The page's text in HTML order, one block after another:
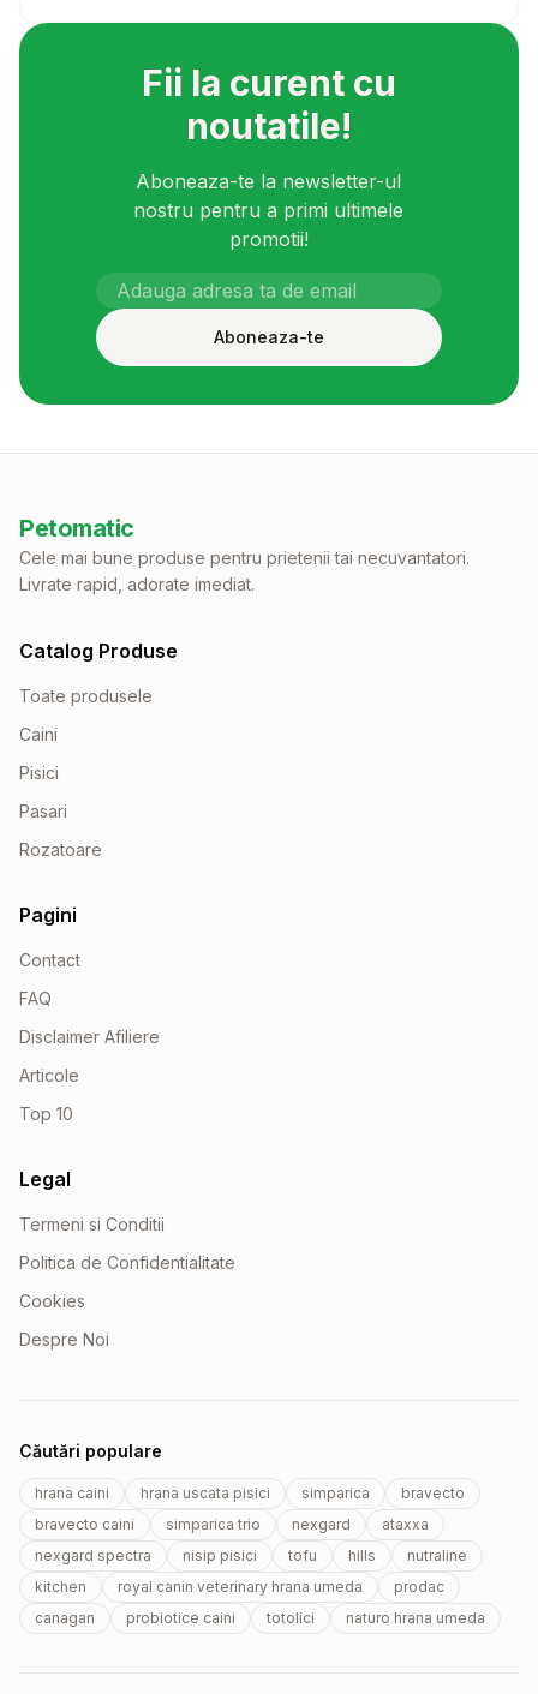
Fii la curent cu
noutatile!
Aboneaza-te la newsletter-ul
nostru pentru a primi ultimele
promotii!
Aboneaza-te
Petomatic
Cele mai bune produse pentru prietenii tai necuvantatori.
Livrate rapid, adorate imediat.
Catalog Produse
Toate produsele
Caini
Pisici
Pasari
Rozatoare
Pagini
Contact
FAQ
Disclaimer Afiliere
Articole
Top 10
Legal
Termeni si Conditii
Politica de Confidentialitate
Cookies
Despre Noi
Căutări populare
hrana caini hrana uscata pisici simparica
bravecto
bravecto caini
simparica trio nexgard
ataxxa
nexgard spectra
nisip pisici tofu hills
nutraline
kitchen
royal canin veterinary hrana umeda
prodac
canagan
probiotice caini totolici naturo hrana umeda